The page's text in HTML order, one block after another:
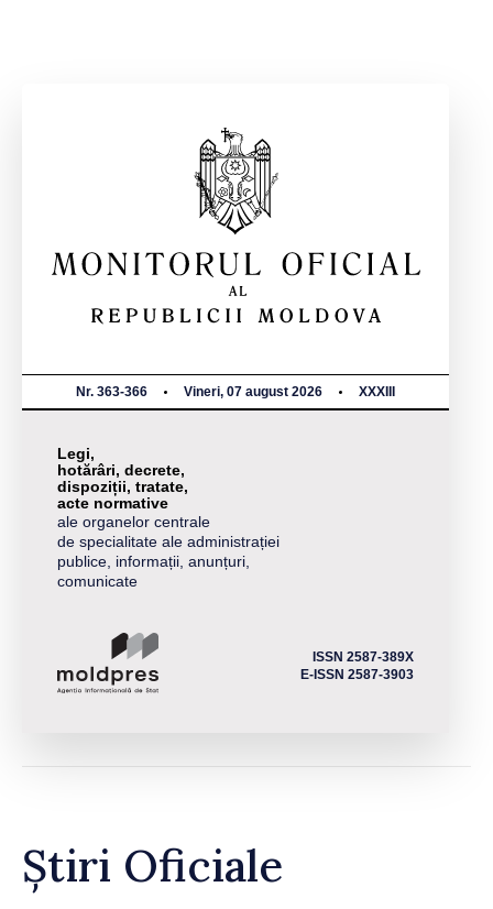
Nr. 363-366 Vineri, 07 august 2026 XXXIII
Legi,
hotărâri, decrete,
dispoziții, tratate,
acte normative
ale organelor centrale
de specialitate ale administrației
publice, informații, anunțuri,
comunicate
ISSN 2587-389X
E-ISSN 2587-3903
Știri Oficiale